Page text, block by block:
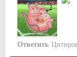
Ответить